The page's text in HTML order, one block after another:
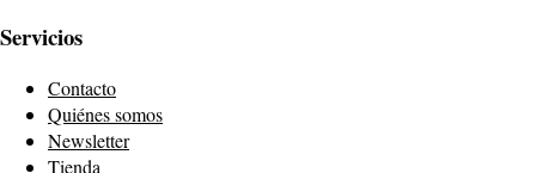
Servicios
Contacto
Quiénes somos
Newsletter
Tienda